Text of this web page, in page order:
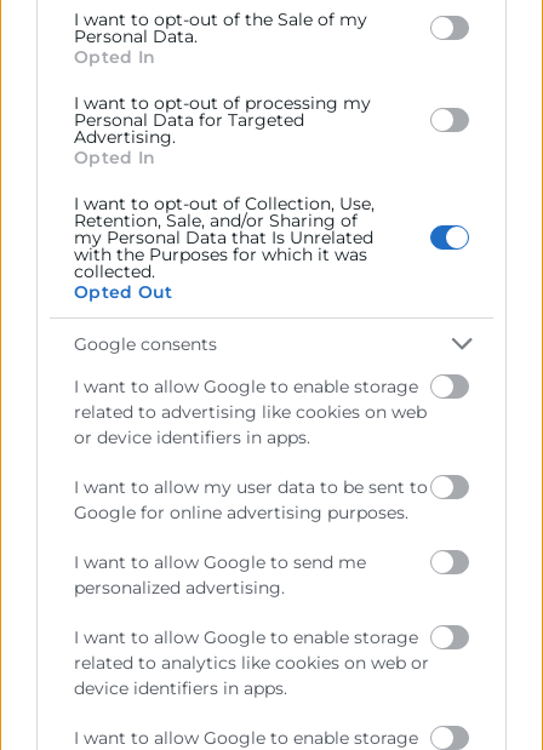
below specified purposes in below Google consent
section.
I want to opt-out of the Sale of my
Personal Data.
Opted In
I want to opt-out of processing my
Personal Data for Targeted
Advertising.
Opted In
I want to opt-out of Collection, Use,
Retention, Sale, and/or Sharing of
my Personal Data that Is Unrelated
with the Purposes for which it was
collected.
Opted Out
Google consents
I want to allow Google to enable storage
related to advertising like cookies on web
or device identifiers in apps.
I want to allow my user data to be sent to
Google for online advertising purposes.
I want to allow Google to send me
personalized advertising.
I want to allow Google to enable storage
related to analytics like cookies on web or
device identifiers in apps.
I want to allow Google to enable storage
Alberto Rodrigo
963 103 943
albertorodrigo@camaravalencia.com
He leído y acepto laPolítica de Privacidad